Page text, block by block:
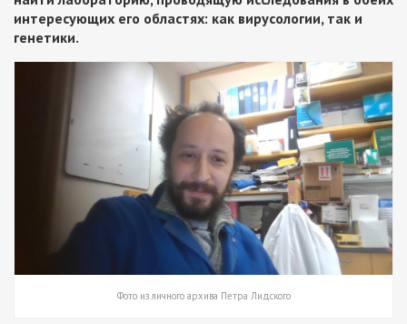
интересующих его областях: как вирусологии, так и
генетики.
Фото из личного архива Петра Лидского